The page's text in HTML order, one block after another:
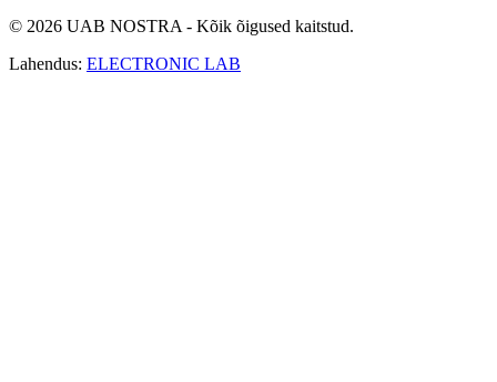
© 2026 UAB NOSTRA - Kõik õigused kaitstud.
Lahendus: ELECTRONIC LAB